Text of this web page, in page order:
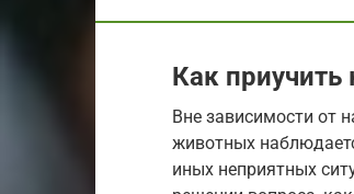
Как приучить
Вне зависимости от
животных
иных неприятных